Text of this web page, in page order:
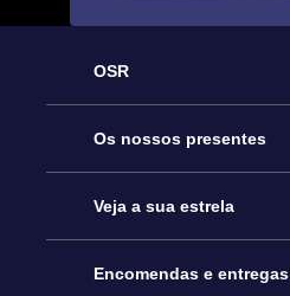
OSR
Serviço
Contactos
O Blog
Os nossos presentes
Prenda Star Online
Pacote Prenda OSR
Veja a sua estrela
Registo de Estrela
Encomendas e entregas